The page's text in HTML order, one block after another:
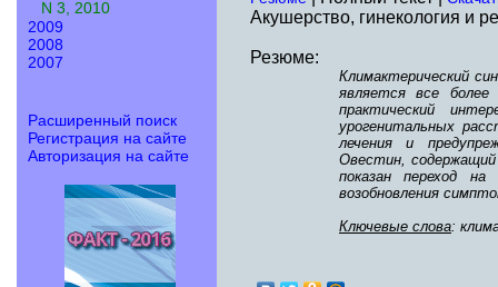
N 3, 2010
2009
2008
2007
Расширенный поиск
Регистрация на сайте
Авторизация на сайте
Акушерство, гинекология и
Резюме:
Климактерический
является все более
практический
урогенитальных
лечения и
Овестин, содержащий
показан переход на
возобновления
Ключевые слова: